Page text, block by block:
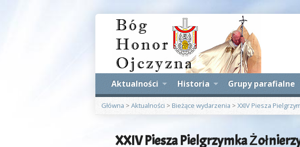
Aktualności Historia Grupy parafialne
Główna > Aktualności > Bieżące wydarzenia > XXIV Piesza
XXIV Piesza Pielgrzymka